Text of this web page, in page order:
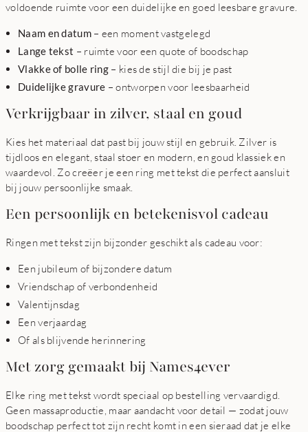
voldoende ruimte voor een duidelijke en goed leesbare gravure.
Naam en datum– een moment vastgelegd
Lange tekst – ruimte voor een quote of boodschap
Vlakke of bolle ring – kies de stijl die bij je past
Duidelijke gravure – ontworpen voor leesbaarheid
Verkrijgbaar in zilver, staal en goud
Kies het materiaal dat past bij jouw stijl en gebruik. Zilver is
tijdloos en elegant, staal stoer en modern, en goud klassiek en
waardevol. Zo creëer je een ring met tekst die perfect aansluit
bij jouw persoonlijke smaak.
Een persoonlijk en betekenisvol cadeau
Ringen met tekst zijn bijzonder geschikt als cadeau voor:
Een jubileum of bijzondere datum
Vriendschap of verbondenheid
Valentijnsdag
Een verjaardag
Of als blijvende herinnering
Met zorg gemaakt bij Names4ever
Elke ring met tekst wordt speciaal op bestelling vervaardigd.
Geen massaproductie, maar aandacht voor detail — zodat jouw
boodschap perfect tot zijn recht komt in een sieraad dat je elke